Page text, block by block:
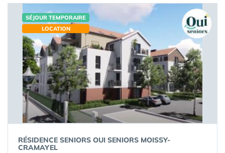
SÉJOUR TEMPORAIRE
LOCATION
RÉSIDENCE SENIORS OUI SENIORS MOISSY-
CRAMAYEL